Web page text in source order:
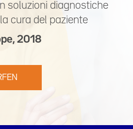
soluzioni diagnostiche
cura del paziente
2018